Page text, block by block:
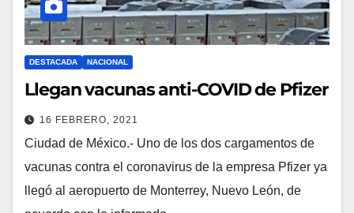
DESTACADA NACIONAL
Llegan vacunas anti-COVID de Pfizer
16 FEBRERO, 2021
Ciudad de México.- Uno de los dos cargamentos de
vacunas contra el coronavirus de la empresa Pfizer ya
llegó al aeropuerto de Monterrey, Nuevo León, de